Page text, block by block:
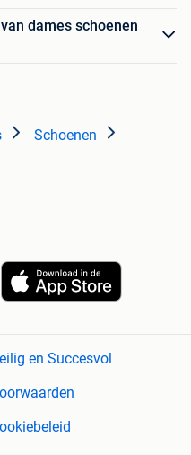
dames schoenen
Schoenen
en Succesvol